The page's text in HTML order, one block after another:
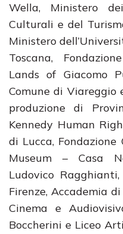
Wella, Ministero
Culturali e del
Ministero
Toscana,
Lands of Giacomo
Comune di Viareggio
produzione di
Kennedy Human
di Lucca, Fondazione
Museum – Casa
Ludovico
Firenze, Accademia
Cinema e
Boccherini e Liceo